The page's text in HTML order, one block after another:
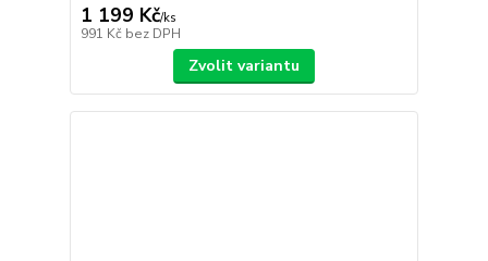
1 199 Kč/ks
991 Kč bez DPH
Zvolit variantu